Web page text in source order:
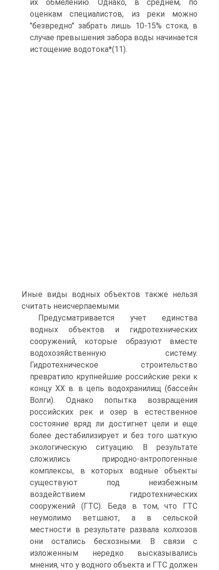
их обмелению. Однако, в среднем, по
оценкам специалистов, из реки можно
"безвредно" забрать лишь 10-15% стока, в
случае превышения забора воды начинается
истощение водотока*(11).
Иные виды водных объектов также нельзя
считать неисчерпаемыми.
Предусматривается учет единства
водных объектов и гидротехнических
сооружений, которые образуют вместе
водохозяйственную систему.
Гидротехническое строительство
превратило крупнейшие российские реки к
концу ХХ в. в цепь водохранилищ (бассейн
Волги). Однако попытка возвращения
российских рек и озер в естественное
состояние вряд ли достигнет цели и еще
более дестабилизирует и без того шаткую
экологическую ситуацию. В результате
сложились природно-антропогенные
комплексы, в которых водные объекты
существуют под неизбежным
воздействием гидротехнических
сооружений (ГТС). Беда в том, что ГТС
неумолимо ветшают, а в сельской
местности в результате развала колхозов
они остались бесхозными. В связи с
изложенным нередко высказывались
мнения, что у водного объекта и ГТС должен